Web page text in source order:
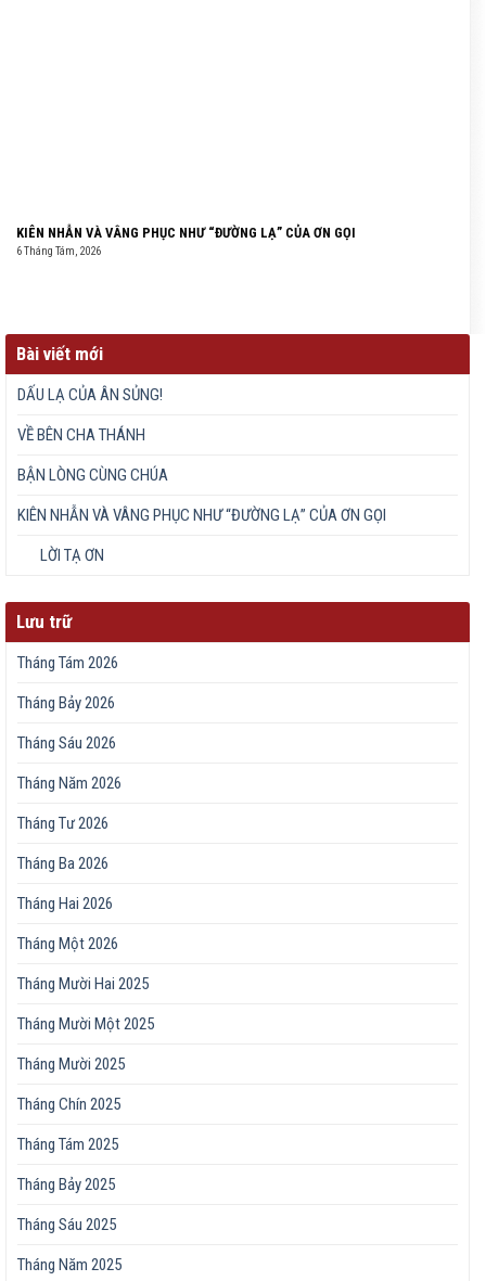
KIÊN NHẪN VÀ VÂNG PHỤC NHƯ “ĐƯỜNG LẠ” CỦA ƠN GỌI
6 Tháng Tám, 2026
Bài viết mới
DẤU LẠ CỦA ÂN SỦNG!
VỀ BÊN CHA THÁNH
BẬN LÒNG CÙNG CHÚA
KIÊN NHẪN VÀ VÂNG PHỤC NHƯ “ĐƯỜNG LẠ” CỦA ƠN GỌI
LỜI TẠ ƠN
Lưu trữ
Tháng Tám 2026
Tháng Bảy 2026
Tháng Sáu 2026
Tháng Năm 2026
Tháng Tư 2026
Tháng Ba 2026
Tháng Hai 2026
Tháng Một 2026
Tháng Mười Hai 2025
Tháng Mười Một 2025
Tháng Mười 2025
Tháng Chín 2025
Tháng Tám 2025
Tháng Bảy 2025
Tháng Sáu 2025
Tháng Năm 2025